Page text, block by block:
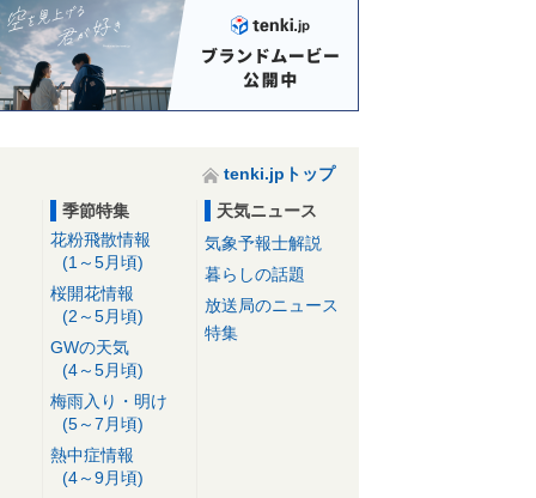
tenki.jpトップ
季節特集
花粉飛散情報
(1～5月頃)
桜開花情報
(2～5月頃)
GWの天気
(4～5月頃)
梅雨入り・明け
(5～7月頃)
熱中症情報
(4～9月頃)
天気ニュース
気象予報士解説
暮らしの話題
放送局のニュース
特集